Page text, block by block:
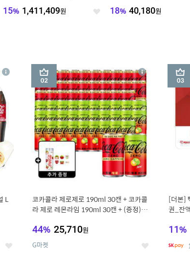
(1시리즈)
15% 1,411,409원 좋 18% 40,180원
L
좋
상
2
코카콜라 제로제로 190ml 30캔 + 코카콜
라 제로 레몬라임 190ml 30캔 + (증정) 콜
44% 25,710원
G마켓 좋
상
세
3
[더본]
권_잔
11%